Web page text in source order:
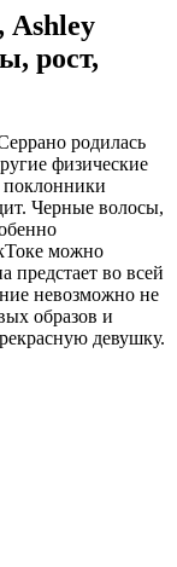
Ashley
рост,
родилась
физические
поклонники
Черные волосы,
можно
предстает во всей
невозможно не
образов и
девушку.